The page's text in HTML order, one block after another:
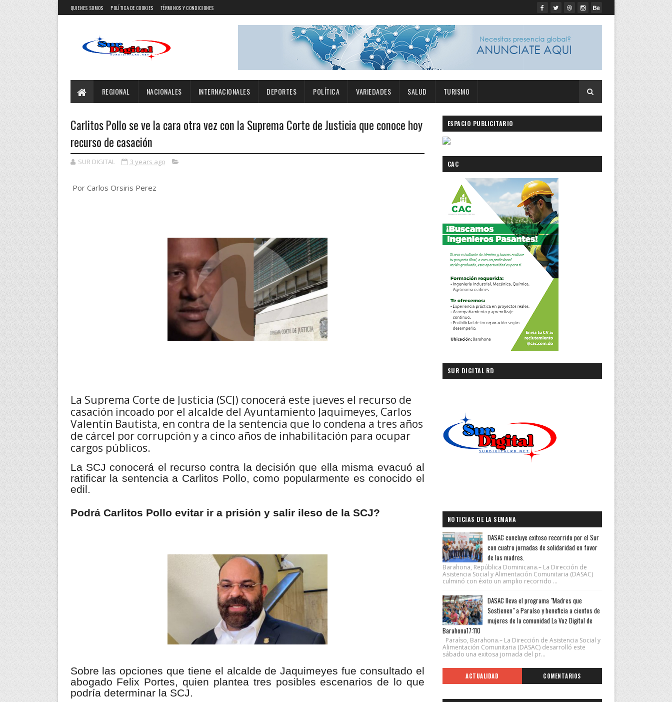
QUIENES SOMOS POLÍTICA DE COOKIES TÉRMINOS Y CONDICIONES
REGIONAL NACIONALES INTERNACIONALES DEPORTES POLÍTICA VARIEDADES SALUD TURISMO
Carlitos Pollo se ve la cara otra vez con la Suprema Corte de Justicia que conoce hoy
recurso de casación
SUR DIGITAL 3 years ago
Por Carlos Orsiris Perez
La Suprema Corte de Justicia (SCJ) conocerá este jueves el recurso de
casación incoado por el alcalde del Ayuntamiento Jaquimeyes, Carlos
Valentín Bautista, en contra de la sentencia que lo condena a tres años
de cárcel por corrupción y a cinco años de inhabilitación para ocupar
cargos públicos.
La SCJ conocerá el recurso contra la decisión que ella misma evacuó al
ratificar la sentencia a Carlitos Pollo, como popularmente es conocido el
edil.
Podrá Carlitos Pollo evitar ir a prisión y salir ileso de la SCJ?
Sobre las opciones que tiene el alcalde de Jaquimeyes fue consultado el
abogado Felix Portes, quien plantea tres posibles escenarios de lo que
podría determinar la SCJ.
ESPACIO PUBLICITARIO
CAC
SUR DIGITAL RD
NOTICIAS DE LA SEMANA
DASAC concluye exitoso recorrido por el Sur
con cuatro jornadas de solidaridad en favor
de las madres.
Barahona, República Dominicana.– La Dirección de
Asistencia Social y Alimentación Comunitaria (DASAC)
culminó con éxito un amplio recorrido ...
DASAC lleva el programa "Madres que
Sostienen" a Paraíso y beneficia a cientos de
mujeres de la comunidad La Voz Digital de
Barahona17:110
Paraíso, Barahona.– La Dirección de Asistencia Social y
Alimentación Comunitaria (DASAC) desarrolló este
sábado una exitosa jornada del pr...
ACTUALIDAD COMENTARIOS